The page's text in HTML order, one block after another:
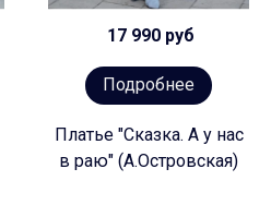
17 990 руб
Подробнее
Платье "Сказка. А у нас
в раю" (А.Островская)